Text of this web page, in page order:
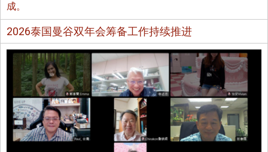
成。
2026泰国曼谷双年会筹备工作持续推进